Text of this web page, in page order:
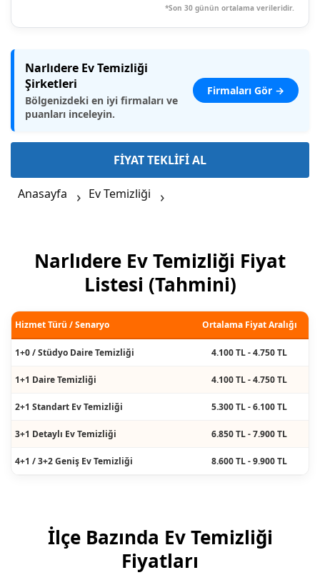
*Son 30 günün ortalama verileridir.
Narlıdere Ev Temizliği
Şirketleri
Bölgenizdeki en iyi firmaları ve
puanları inceleyin.
Firmaları Gör →
FİYAT TEKLİFİ AL
Anasayfa Ev Temizliği
Narlıdere Ev Temizliği Fiyat
Listesi (Tahmini)
Hizmet Türü / Senaryo Ortalama Fiyat Aralığı
1+0 / Stüdyo Daire Temizliği 4.100 TL - 4.750 TL
1+1 Daire Temizliği 4.100 TL - 4.750 TL
2+1 Standart Ev Temizliği 5.300 TL - 6.100 TL
3+1 Detaylı Ev Temizliği 6.850 TL - 7.900 TL
4+1 / 3+2 Geniş Ev Temizliği 8.600 TL - 9.900 TL
İlçe Bazında Ev Temizliği
Fiyatları